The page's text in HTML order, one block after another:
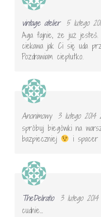
vintage atelier
5 lutego
Aga fajnie, że już jesteś.
ciekawa jak Ci się uda
Pozdrawiam cieplutko.
Anonimowy
3 lutego 2014
spróbuj biegówki na
bazpieczniej
i spacer
TheDeliratio
3 lutego 2014
cudnie…